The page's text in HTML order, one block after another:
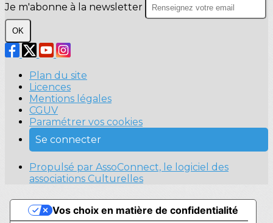
Je m'abonne à la newsletter
OK
Plan du site
Licences
Mentions légales
CGUV
Paramétrer vos cookies
Se connecter
Propulsé par AssoConnect, le logiciel des
associations Culturelles
Vos choix en matière de confidentialité